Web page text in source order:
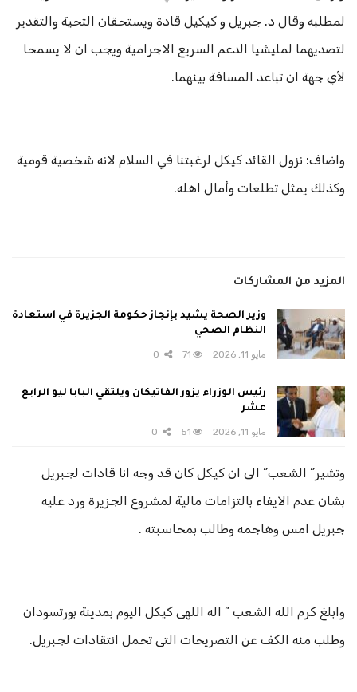
لمطلبه وقال د. جبريل و كيكيل قادة ويستحقان التحية والتقدير
لتصديهما لمليشيا الدعم السريع الاجرامية ويجب ان لا يسمحا
لأي جهة ان تباعد المسافة بينهما.
واضاف: نزول القائد كيكل لرغبتنا في السلام لانه شخصية قومية
وكذلك يمثل تطلعات وأمال اهله.
المزيد من المشاركات
وزير الصحة يشيد بإنجاز حكومة الجزيرة في استعادة
النظام الصحي
مايو 11, 2026 71
رئيس الوزراء يزور الفاتيكان ويلتقي البابا ليو الرابع
عشر
مايو 11, 2026 51
وتشير” الشعب” الى ان كيكل كان قد وجه انا قادات لجبريل
بشان عدم الايفاء بالتزامات مالية لمشروع الجزيرة ورد عليه
جبريل امس وهاجمه وطالب بمحاسبته .
وابلغ كرم الله الشعب ” اله اللهى كيكل اليوم بمدينة بورتسودان
وطلب منه الكف عن التصريحات التى تحمل انتقادات لجبريل.